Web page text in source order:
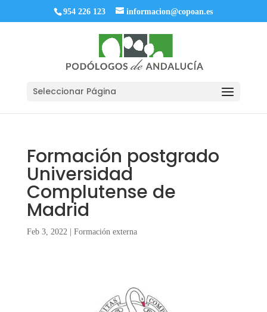
954 226 123 informacion@copoan.es
Seleccionar Página
Formación postgrado
Universidad
Complutense de
Madrid
Feb 3, 2022| Formación externa